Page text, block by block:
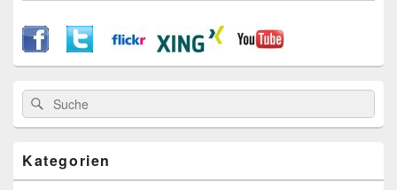
Suche
nach:
Suche
Kategorien